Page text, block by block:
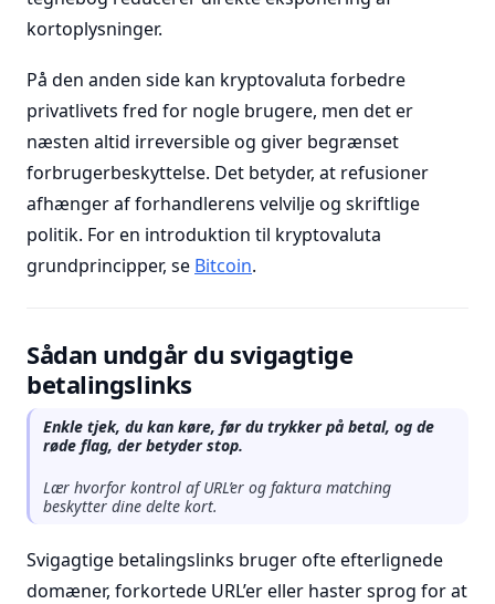
kortoplysninger.
På den anden side kan kryptovaluta forbedre
privatlivets fred for nogle brugere, men det er
næsten altid irreversible og giver begrænset
forbrugerbeskyttelse. Det betyder, at refusioner
afhænger af forhandlerens velvilje og skriftlige
politik. For en introduktion til kryptovaluta
grundprincipper, se Bitcoin.
Sådan undgår du svigagtige
betalingslinks
Enkle tjek, du kan køre, før du trykker på betal, og de
røde flag, der betyder stop.
Lær hvorfor kontrol af URL’er og faktura matching
beskytter dine delte kort.
Svigagtige betalingslinks bruger ofte efterlignede
domæner, forkortede URL’er eller haster sprog for at